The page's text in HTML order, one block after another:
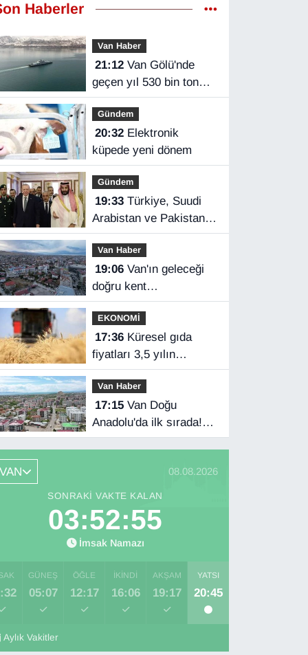
Haberler
Van Haber
21:12Van Gölü'nde
geçen yıl 530 bin ton
yük taşındı
Gündem
20:32Elektronik
küpede yeni dönem
Gündem
19:33Türkiye, Suudi
Arabistan ve Pakistan
üçlü savunma
anlaşması imzaladı
Van Haber
19:06Van'ın geleceği
doğru kent
planlamasında
EKONOMİ
17:36Küresel gıda
fiyatları 3,5 yılın
zirvesinde
Van Haber
17:15Van Doğu
Anadolu'da ilk sırada!
Bakanlık verileri
08.08.2026
SONRAKI VAKTE KALAN
03:52:54
İmsak Namazı
GÜNEŞ
05:07
ÖĞLE
12:17
İKINDI
16:06
AKŞAM
19:17
YATSI
20:45
Aylık Vakitler